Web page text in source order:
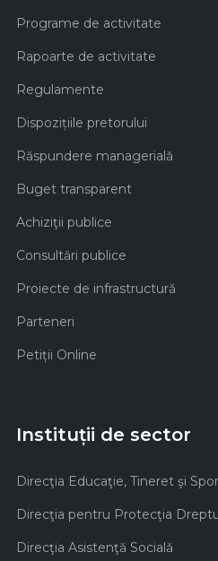
Programe de activitate
Rapoarte de activitate
Regulamente
Dispozițiile pretorului
Răspundere managerială
Buget transparent
Achiziţii publice
Consultări publice
Proiecte de infrastructură
Parteneri
Petiții Online
Instituții de sector
Direcţia Educaţie, Tineret şi
Direcţia pentru Protecţia
Direcţia Asistenţă Socială